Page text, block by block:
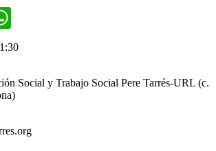
Social y Trabajo Social Pere Tarrés-URL (c.